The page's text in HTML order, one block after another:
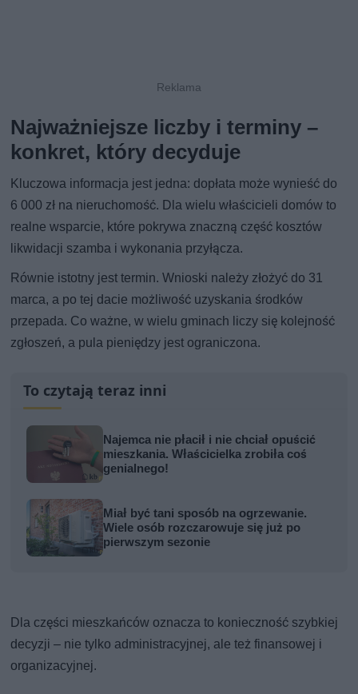
Najważniejsze liczby i terminy –
konkret, który decyduje
Kluczowa informacja jest jedna: dopłata może wynieść do
6 000 zł na nieruchomość. Dla wielu właścicieli domów to
realne wsparcie, które pokrywa znaczną część kosztów
likwidacji szamba i wykonania przyłącza.
Równie istotny jest termin. Wnioski należy złożyć do 31
marca, a po tej dacie możliwość uzyskania środków
przepada. Co ważne, w wielu gminach liczy się kolejność
zgłoszeń, a pula pieniędzy jest ograniczona.
To czytają teraz inni
Najemca nie płacił i nie chciał opuścić
mieszkania. Właścicielka zrobiła coś
genialnego!
Miał być tani sposób na ogrzewanie.
Wiele osób rozczarowuje się już po
pierwszym sezonie
Dla części mieszkańców oznacza to konieczność szybkiej
decyzji – nie tylko administracyjnej, ale też finansowej i
organizacyjnej.